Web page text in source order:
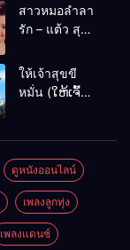
สาวหมอลำลา
รัก – แต้ว สุ
ให้เจ้าสุขขี
หมั่น (ໃຫ້ເຈົ້າ
ดูหนังออนไลน์
เพลงลูกทุ่ง
เพลงแดนซ์